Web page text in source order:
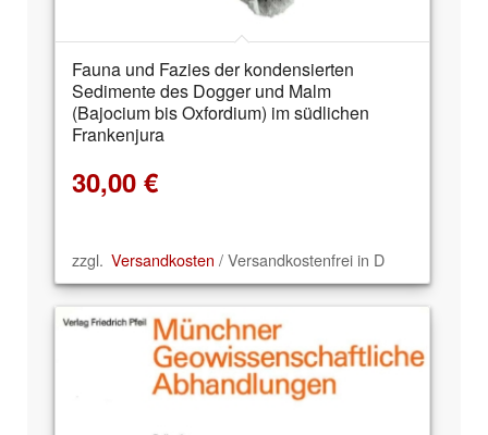
Fauna und Fazies der kondensierten
Sedimente des Dogger und Malm
(Bajocium bis Oxfordium) im südlichen
Frankenjura
30,00 €
zzgl. Versandkosten / Versandkostenfrei in D